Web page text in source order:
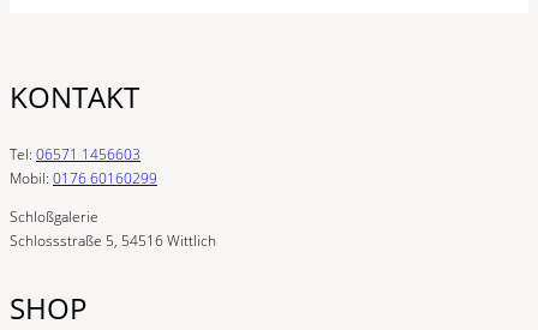
KONTAKT
Tel: 06571 1456603
Mobil: 0176 60160299
Schloßgalerie
Schlossstraße 5, 54516 Wittlich
SHOP